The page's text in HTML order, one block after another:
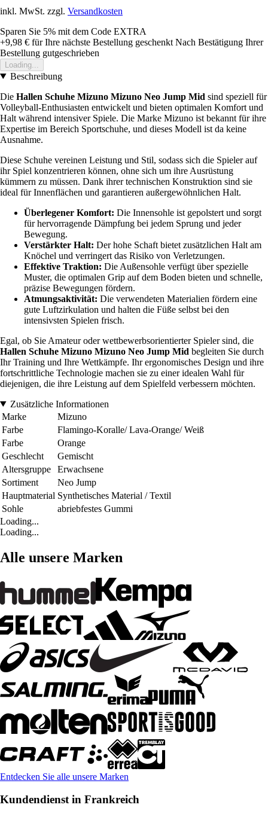
inkl. MwSt. zzgl. Versandkosten
Sparen Sie 5% mit dem Code EXTRA
+9,98 € für Ihre nächste Bestellung geschenkt Nach Bestätigung Ihrer
Bestellung gutgeschrieben
Loading...
Beschreibung
Die Hallen Schuhe Mizuno Mizuno Neo Jump Mid sind speziell für
Volleyball-Enthusiasten entwickelt und bieten optimalen Komfort und
Halt während intensiver Spiele. Die Marke Mizuno ist bekannt für ihre
Expertise im Bereich Sportschuhe, und dieses Modell ist da keine
Ausnahme.
Diese Schuhe vereinen Leistung und Stil, sodass sich die Spieler auf
ihr Spiel konzentrieren können, ohne sich um ihre Ausrüstung
kümmern zu müssen. Dank ihrer technischen Konstruktion sind sie
ideal für Innenflächen und garantieren außergewöhnlichen Halt.
Überlegener Komfort: Die Innensohle ist gepolstert und sorgt
für hervorragende Dämpfung bei jedem Sprung und jeder
Bewegung.
Verstärkter Halt: Der hohe Schaft bietet zusätzlichen Halt am
Knöchel und verringert das Risiko von Verletzungen.
Effektive Traktion: Die Außensohle verfügt über spezielle
Muster, die optimalen Grip auf dem Boden bieten und schnelle,
präzise Bewegungen fördern.
Atmungsaktivität: Die verwendeten Materialien fördern eine
gute Luftzirkulation und halten die Füße selbst bei den
intensivsten Spielen frisch.
Egal, ob Sie Amateur oder wettbewerbsorientierter Spieler sind, die
Hallen Schuhe Mizuno Mizuno Neo Jump Mid begleiten Sie durch
Ihr Training und Ihre Wettkämpfe. Ihr ergonomisches Design und ihre
fortschrittliche Technologie machen sie zu einer idealen Wahl für
diejenigen, die ihre Leistung auf dem Spielfeld verbessern möchten.
Zusätzliche Informationen
Marke
Mizuno
Farbe
Flamingo-Koralle/ Lava-Orange/ Weiß
Farbe
Orange
Geschlecht
Gemischt
Altersgruppe
Erwachsene
Sortiment
Neo Jump
Hauptmaterial Synthetisches Material / Textil
Sohle
abriebfestes Gummi
Loading...
Loading...
Alle unsere Marken
Entdecken Sie alle unsere Marken
Kundendienst in Frankreich